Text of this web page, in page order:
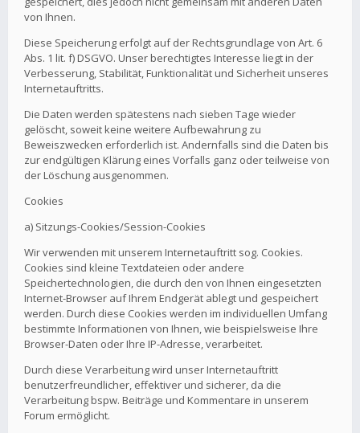
von Ihnen.
Diese Speicherung erfolgt auf der Rechtsgrundlage von Art. 6
Abs. 1 lit. f) DSGVO. Unser berechtigtes Interesse liegt in der
Verbesserung, Stabilität, Funktionalität und Sicherheit unseres
Internetauftritts.
Die Daten werden spätestens nach sieben Tage wieder
gelöscht, soweit keine weitere Aufbewahrung zu
Beweiszwecken erforderlich ist. Andernfalls sind die Daten bis
zur endgültigen Klärung eines Vorfalls ganz oder teilweise von
der Löschung ausgenommen.
Cookies
a) Sitzungs-Cookies/Session-Cookies
Wir verwenden mit unserem Internetauftritt sog. Cookies.
Cookies sind kleine Textdateien oder andere
Speichertechnologien, die durch den von Ihnen eingesetzten
Internet-Browser auf Ihrem Endgerät ablegt und gespeichert
werden. Durch diese Cookies werden im individuellen Umfang
bestimmte Informationen von Ihnen, wie beispielsweise Ihre
Browser-Daten oder Ihre IP-Adresse, verarbeitet.
Durch diese Verarbeitung wird unser Internetauftritt
benutzerfreundlicher, effektiver und sicherer, da die
Verarbeitung bspw. Beiträge und Kommentare in unserem
Forum ermöglicht.